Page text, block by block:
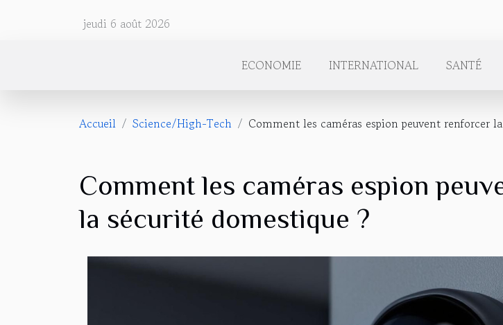
jeudi 6 août 2026
ECONOMIE INTERNATIONAL SANTÉ
Accueil Science/High-Tech Comment les caméras espion peuvent renforcer
Comment les caméras espion
la sécurité domestique ?